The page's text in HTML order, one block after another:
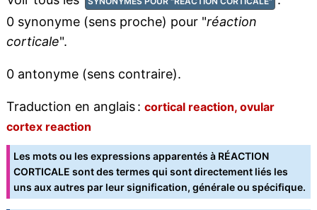
0 synonyme (sens proche) pour "réaction
corticale".
0 antonyme (sens contraire).
Traduction en anglais : cortical reaction, ovular
cortex reaction
Les mots ou les expressions apparentés à RÉACTION
CORTICALE sont des termes qui sont directement liés les
uns aux autres par leur signification, générale ou spécifique.